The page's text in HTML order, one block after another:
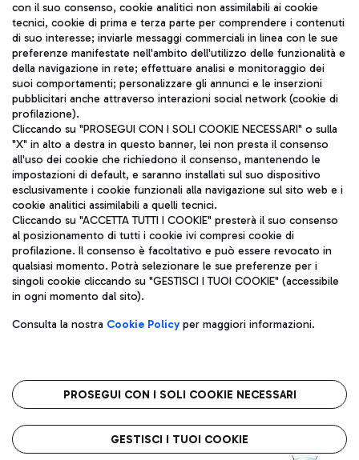
TRAVEL JOURNAL
ITA
Aeroporti di Roma S.p.A. - Società soggetta a direzione e
coordinamento di Mundys S.p.A.
Codice fiscale e Registro delle Imprese di Roma 13032990155 P.
IVA 06572251004
Capitale sociale 62.224.743,00 int. vers.
Sede legale: Via Pier Paolo Racchetti 1 - 00054 Fiumicino (RM)
telefono +39 06 65951
Privacy policy
Note legali
Roma FCO
L'aeroporto stellato
con il suo consenso, cookie analitici non assimilabili ai cookie
tecnici, cookie di prima e terza parte per comprendere i contenuti
di suo interesse; inviarle messaggi commerciali in linea con le sue
preferenze manifestate nell'ambito dell'utilizzo delle funzionalità e
della navigazione in rete; effettuare analisi e monitoraggio dei
suoi comportamenti; personalizzare gli annunci e le inserzioni
pubblicitari anche attraverso interazioni social network (cookie di
profilazione).
Cliccando su "PROSEGUI CON I SOLI COOKIE NECESSARI" o sulla
"X" in alto a destra in questo banner, lei non presta il consenso
all'uso dei cookie che richiedono il consenso, mantenendo le
impostazioni di default, e saranno installati sul suo dispositivo
esclusivamente i cookie funzionali alla navigazione sul sito web e i
cookie analitici assimilabili a quelli tecnici.
Cliccando su "ACCETTA TUTTI I COOKIE" presterà il suo consenso
al posizionamento di tutti i cookie ivi compresi cookie di
profilazione. Il consenso è facoltativo e può essere revocato in
qualsiasi momento. Potrà selezionare le sue preferenze per i
singoli cookie cliccando su "GESTISCI I TUOI COOKIE" (accessibile
in ogni momento dal sito).
Consulta la nostra Cookie Policyper maggiori informazioni.
PROSEGUI CON I SOLI COOKIE NECESSARI
GESTISCI I TUOI COOKIE